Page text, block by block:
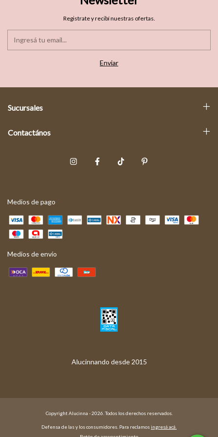
Registrate y recibí nuestras ofertas.
Sucursales
Contactános
Medios de pago
Medios de envío
Copyright Alucinna - 2026. Todos los derechos reservados.
Defensa de las y los consumidores. Para reclamosingresá acá.